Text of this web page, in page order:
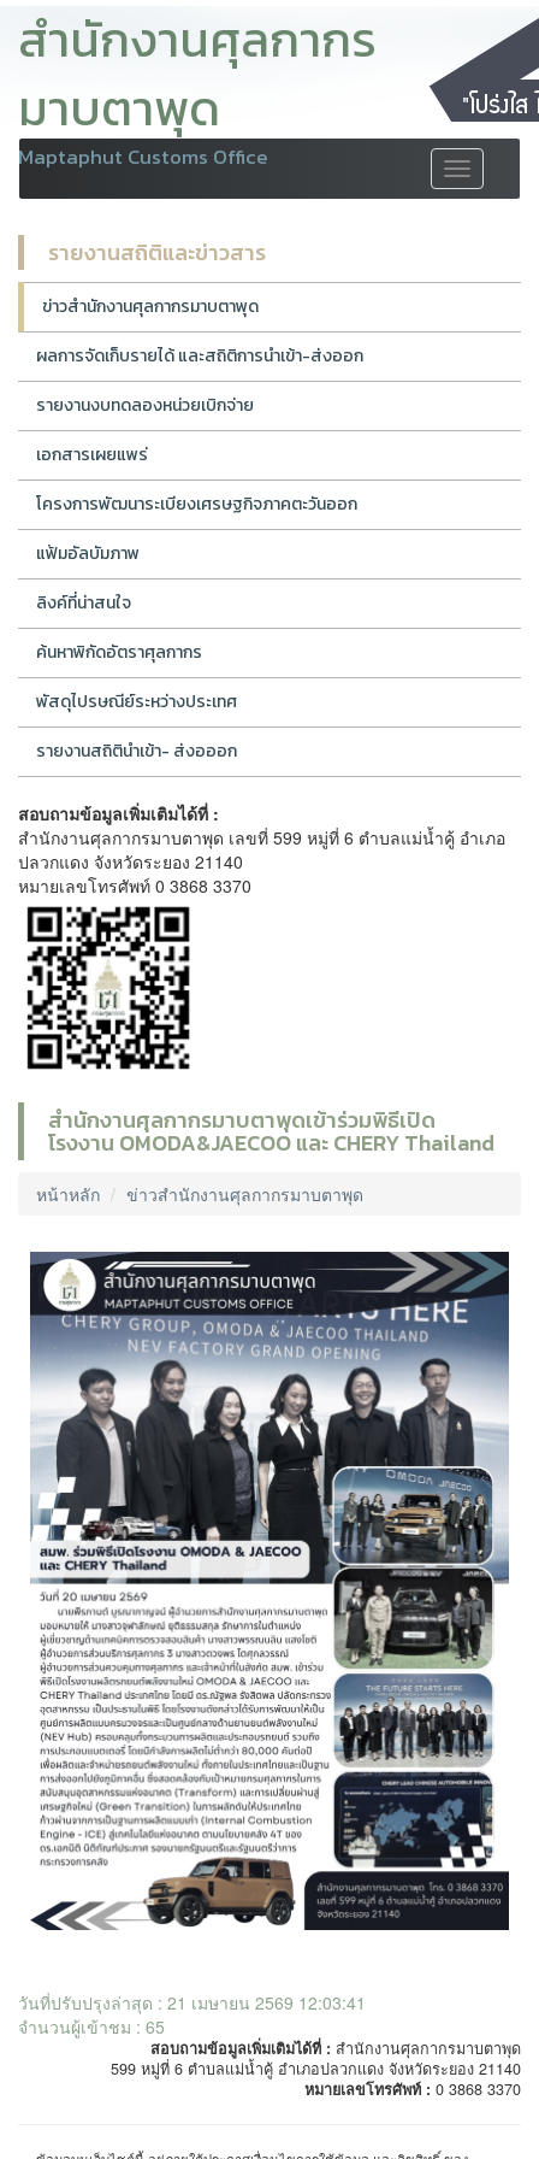
สำนักงานศุลกากร
มาบตาพุด
Maptaphut Customs Office
Toggle
navigation
รายงานสถิติและข่าวสาร
ข่าวสำนักงานศุลกากรมาบตาพุด
ผลการจัดเก็บรายได้ และสถิติการนำเข้า-ส่งออก
รายงานงบทดลองหน่วยเบิกจ่าย
เอกสารเผยแพร่
โครงการพัฒนาระเบียงเศรษฐกิจภาคตะวันออก
แฟ้มอัลบัมภาพ
ลิงค์ที่น่าสนใจ
ค้นหาพิกัดอัตราศุลกากร
พัสดุไปรษณีย์ระหว่างประเทศ
รายงานสถิตินำเข้า- ส่งอออก
สอบถามข้อมูลเพิ่มเติมได้ที่ :
สำนักงานศุลกากรมาบตาพุด เลขที่ 599 หมู่ที่ 6 ตำบลแม่น้ำคู้ อำเภอ
ปลวกแดง จังหวัดระยอง 21140
หมายเลขโทรศัพท์ 0 3868 3370
สำนักงานศุลกากรมาบตาพุดเข้าร่วมพิธีเปิด
โรงงาน OMODA&JAECOO และ CHERY Thailand
หน้าหลัก ข่าวสำนักงานศุลกากรมาบตาพุด
วันที่ปรับปรุงล่าสุด : 21 เมษายน 2569 12:03:41
จำนวนผู้เข้าชม : 65
สอบถามข้อมูลเพิ่มเติมได้ที่ : สำนักงานศุลกากรมาบตาพุด
599 หมู่ที่ 6 ตำบลแม่น้ำคู้ อำเภอปลวกแดง จังหวัดระยอง 21140
หมายเลขโทรศัพท์ : 0 3868 3370